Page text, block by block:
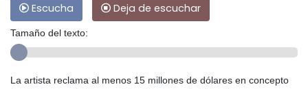
Escucha Deja de escuchar
Tamaño del texto:
La artista reclama al menos 15 millones de dólares en concepto